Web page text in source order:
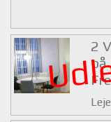
2
på